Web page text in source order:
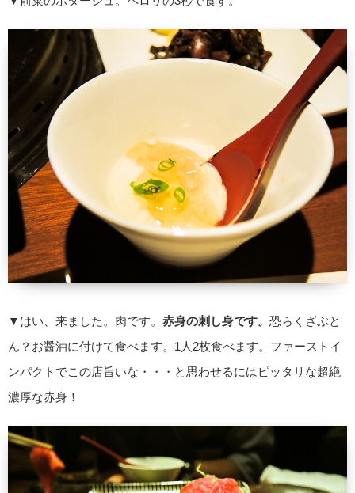
▼はい、来ました。肉です。 赤身の刺し身です。 恐らくざぶと
ん？お醤油に付けて食べます。1人2枚食べます。ファーストイ
ンパクトでこの店旨いな・・・と思わせるにはピッタリな超絶
濃厚な赤身！